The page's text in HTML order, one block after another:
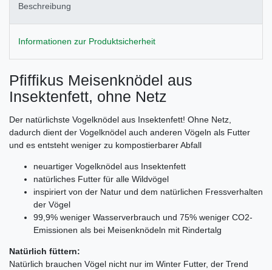
Beschreibung
Informationen zur Produktsicherheit
Pfiffikus Meisenknödel aus
Insektenfett, ohne Netz
Der natürlichste Vogelknödel aus Insektenfett! Ohne Netz,
dadurch dient der Vogelknödel auch anderen Vögeln als Futter
und es entsteht weniger zu kompostierbarer Abfall
neuartiger Vogelknödel aus Insektenfett
natürliches Futter für alle Wildvögel
inspiriert von der Natur und dem natürlichen Fressverhalten
der Vögel
99,9% weniger Wasserverbrauch und 75% weniger CO2-
Emissionen als bei Meisenknödeln mit Rindertalg
Natürlich füttern:
Natürlich brauchen Vögel nicht nur im Winter Futter, der Trend